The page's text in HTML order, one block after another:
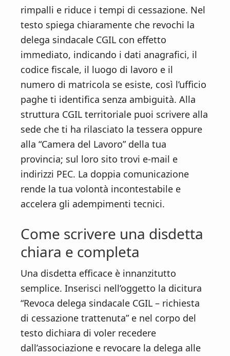
rimpalli e riduce i tempi di cessazione. Nel
testo spiega chiaramente che revochi la
delega sindacale CGIL con effetto
immediato, indicando i dati anagrafici, il
codice fiscale, il luogo di lavoro e il
numero di matricola se esiste, così l’ufficio
paghe ti identifica senza ambiguità. Alla
struttura CGIL territoriale puoi scrivere alla
sede che ti ha rilasciato la tessera oppure
alla “Camera del Lavoro” della tua
provincia; sul loro sito trovi e-mail e
indirizzi PEC. La doppia comunicazione
rende la tua volontà incontestabile e
accelera gli adempimenti tecnici.
Come scrivere una disdetta
chiara e completa
Una disdetta efficace è innanzitutto
semplice. Inserisci nell’oggetto la dicitura
“Revoca delega sindacale CGIL – richiesta
di cessazione trattenuta” e nel corpo del
testo dichiara di voler recedere
dall’associazione e revocare la delega alle